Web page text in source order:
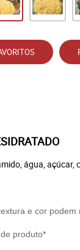
água,
e cor
produto*